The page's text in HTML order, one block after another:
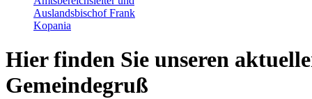
Auslandsbischof Frank
Kopania
Hier finden Sie unseren
Gemeindegruß